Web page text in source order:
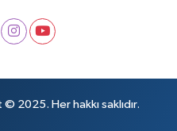
2025. Her hakkı saklıdır.